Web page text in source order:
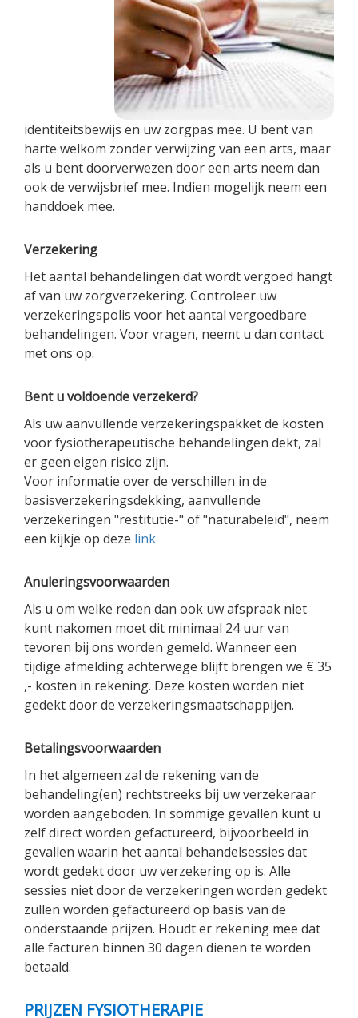
identiteitsbewijs en uw zorgpas mee. U bent van
harte welkom zonder verwijzing van een arts, maar
als u bent doorverwezen door een arts neem dan
ook de verwijsbrief mee. Indien mogelijk neem een
handdoek mee.
Verzekering
Het aantal behandelingen dat wordt vergoed hangt
af van uw zorgverzekering. Controleer uw
verzekeringspolis voor het aantal vergoedbare
behandelingen. Voor vragen, neemt u dan contact
met ons op.
Bent u voldoende verzekerd?
Als uw aanvullende verzekeringspakket de kosten
voor fysiotherapeutische behandelingen dekt, zal
er geen eigen risico zijn.
Voor informatie over de verschillen in de
basisverzekeringsdekking, aanvullende
verzekeringen "restitutie-" of "naturabeleid", neem
een kijkje op deze link
Anuleringsvoorwaarden
Als u om welke reden dan ook uw afspraak niet
kunt nakomen moet dit minimaal 24 uur van
tevoren bij ons worden gemeld. Wanneer een
tijdige afmelding achterwege blijft brengen we € 35
,- kosten in rekening. Deze kosten worden niet
gedekt door de verzekeringsmaatschappijen.
Betalingsvoorwaarden
In het algemeen zal de rekening van de
behandeling(en) rechtstreeks bij uw verzekeraar
worden aangeboden. In sommige gevallen kunt u
zelf direct worden gefactureerd, bijvoorbeeld in
gevallen waarin het aantal behandelsessies dat
wordt gedekt door uw verzekering op is. Alle
sessies niet door de verzekeringen worden gedekt
zullen worden gefactureerd op basis van de
onderstaande prijzen. Houdt er rekening mee dat
alle facturen binnen 30 dagen dienen te worden
betaald.
PRIJZEN FYSIOTHERAPIE